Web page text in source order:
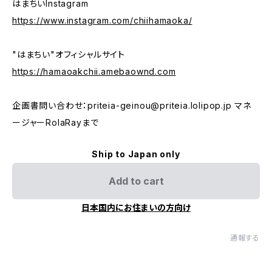
はまちいInstagram
https://www.instagram.com/chiihamaoka/
"はまちい"オフィシャルサイト
https://hamaoakchii.amebaownd.com
企画書問い合わせ：priteia-geinou@priteia.lolipop.jp マネ
ージャーRolaRayまで
Ship to Japan only
Add to cart
日本国内にお住まいの方向け
通報する